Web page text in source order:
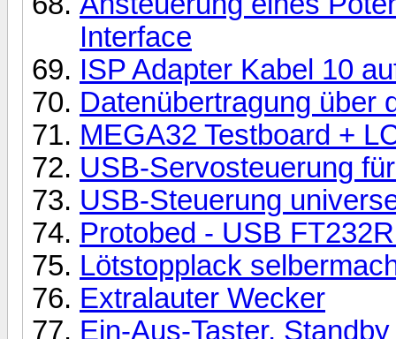
Interface
ISP Adapter Kabel 10
Datenübertragung über
MEGA32 Testboard +
USB-Servosteuerung
USB-Steuerung
Protobed - USB
Lötstopplack
Extralauter Wecker
Ein-Aus-Taster,